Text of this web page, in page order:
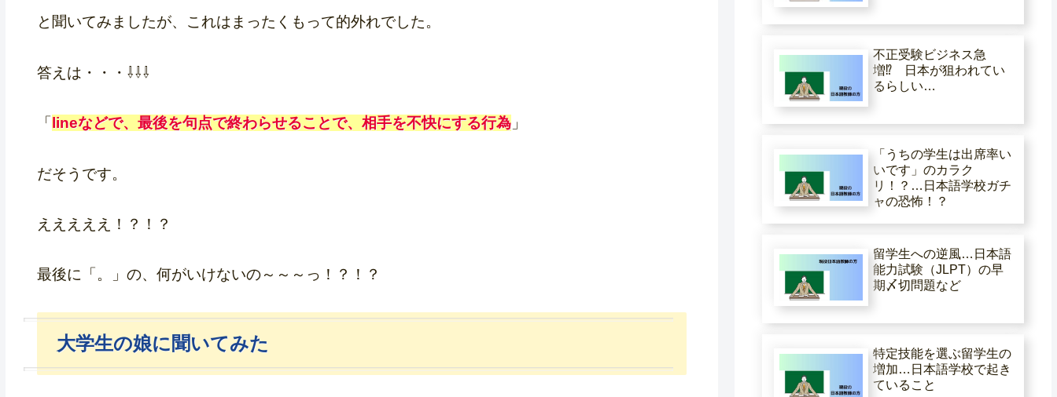
と聞いてみましたが、これはまったくもって的外れでした。
答えは・・・⇩⇩⇩
「 lineなどで、最後を句点で終わらせることで、相手を不快にする行為」
だそうです。
えええええ！？！？
最後に「。」の、何がいけないの～～～っ！？！？
大学生の娘に聞いてみた
不正受験ビジネス急
増⁉ 日本が狙われてい
るらしい…
「うちの学生は出席率い
いです」のカラク
リ！？…日本語学校ガチ
ャの恐怖！？
留学生への逆風…日本語
能力試験（JLPT）の早
期〆切問題など
特定技能を選ぶ留学生の
増加…日本語学校で起き
ていること